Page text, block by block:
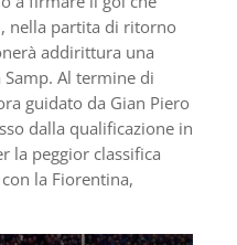
nella partita di ritorno
addirittura una
Al termine di
guidato da Gian Piero
dalla qualificazione in
la peggior classifica
la Fiorentina,